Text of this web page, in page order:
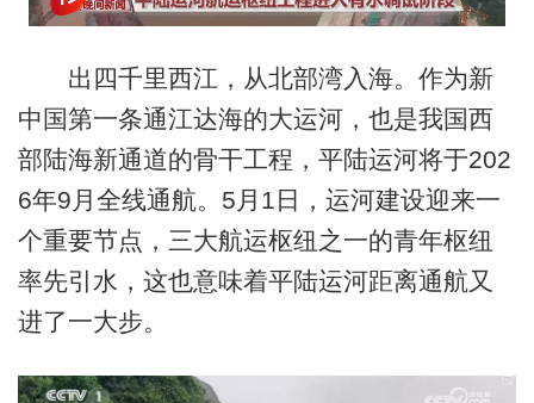
出四千里西江，从北部湾入海。作为新
中国第一条通江达海的大运河，也是我国西
部陆海新通道的骨干工程，平陆运河将于202
6年9月全线通航。5月1日，运河建设迎来一
个重要节点，三大航运枢纽之一的青年枢纽
率先引水，这也意味着平陆运河距离通航又
进了一大步。